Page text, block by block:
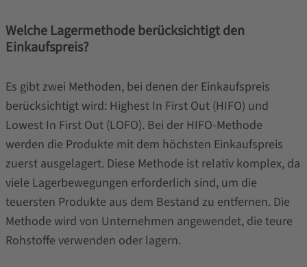
Welche Lagermethode berücksichtigt den
Einkaufspreis?
Es gibt zwei Methoden, bei denen der Einkaufspreis
berücksichtigt wird: Highest In First Out (HIFO) und
Lowest In First Out (LOFO). Bei der HIFO-Methode
werden die Produkte mit dem höchsten Einkaufspreis
zuerst ausgelagert. Diese Methode ist relativ komplex, da
viele Lagerbewegungen erforderlich sind, um die
teuersten Produkte aus dem Bestand zu entfernen. Die
Methode wird von Unternehmen angewendet, die teure
Rohstoffe verwenden oder lagern.